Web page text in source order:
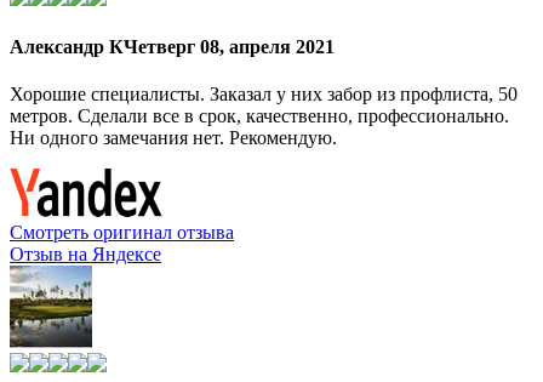
Александр КЧетверг 08, апреля 2021
Хорошие специалисты. Заказал у них забор из профлиста, 50
метров. Сделали все в срок, качественно, профессионально.
Ни одного замечания нет. Рекомендую.
Смотреть оригинал отзыва
Отзыв на Яндексе